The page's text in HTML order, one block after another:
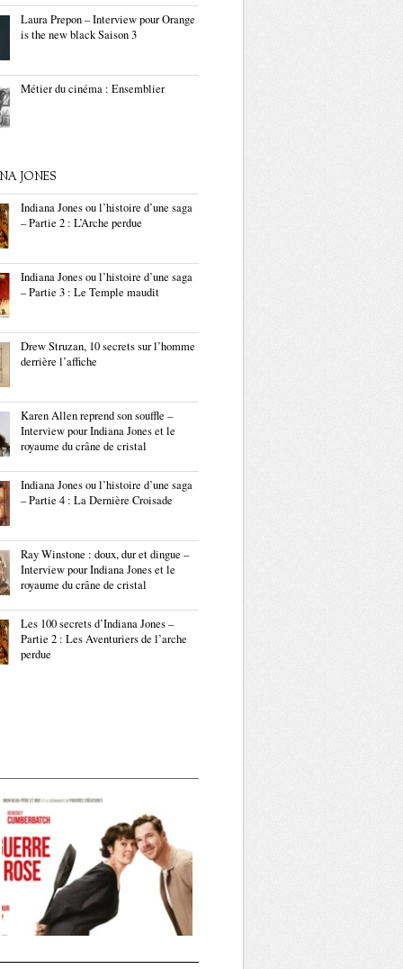
Laura Prepon – Interview pour Orange
is the new black Saison 3
Métier du cinéma : Ensemblier
JONES
Indiana Jones ou l’histoire d’une saga
– Partie 2 : L’Arche perdue
Indiana Jones ou l’histoire d’une saga
– Partie 3 : Le Temple maudit
Drew Struzan, 10 secrets sur l’homme
derrière l’affiche
Karen Allen reprend son souffle –
Interview pour Indiana Jones et le
royaume du crâne de cristal
Indiana Jones ou l’histoire d’une saga
– Partie 4 : La Dernière Croisade
Ray Winstone : doux, dur et dingue –
Interview pour Indiana Jones et le
royaume du crâne de cristal
Les 100 secrets d’Indiana Jones –
Partie 2 : Les Aventuriers de l’arche
perdue